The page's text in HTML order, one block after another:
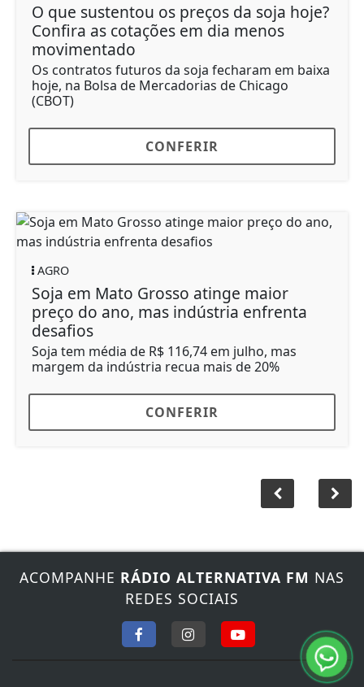
O que sustentou os preços da soja hoje?
Confira as cotações em dia menos
movimentado
Os contratos futuros da soja fecharam em baixa
hoje, na Bolsa de Mercadorias de Chicago
(CBOT)
CONFERIR
AGRO
Soja em Mato Grosso atinge maior
preço do ano, mas indústria enfrenta
desafios
Soja tem média de R$ 116,74 em julho, mas
margem da indústria recua mais de 20%
CONFERIR
ACOMPANHE RÁDIO ALTERNATIVA FM NAS
REDES SOCIAIS